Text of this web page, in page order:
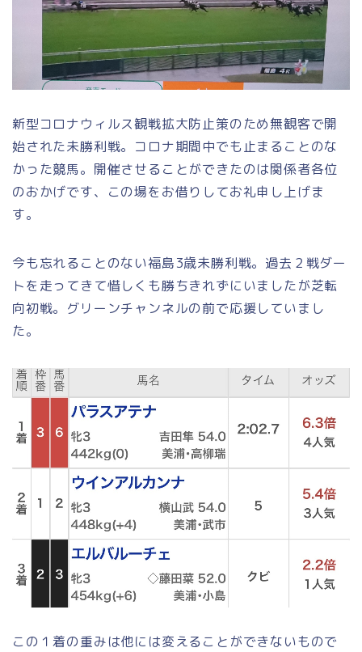
新型コロナウィルス観戦拡大防止策のため無観客で開
始された未勝利戦。コロナ期間中でも止まることのな
かった競馬。開催させることができたのは関係者各位
のおかげです、この場をお借りしてお礼申し上げま
す。
今も忘れることのない福島3歳未勝利戦。過去２戦ダー
トを走ってきて惜しくも勝ちきれずにいましたが芝転
向初戦。グリーンチャンネルの前で応援していまし
た。
この１着の重みは他には変えることができないもので